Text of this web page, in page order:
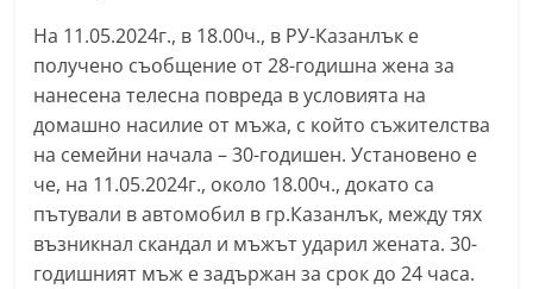
На 11.05.2024г., в 18.00ч., в РУ-Казанлък е
получено съобщение от 28-годишна жена за
нанесена телесна повреда в условията на
домашно насилие от мъжа, с който съжителства
на семейни начала – 30-годишен. Установено е
че, на 11.05.2024г., около 18.00ч., докато са
пътували в автомобил в гр.Казанлък, между тях
възникнал скандал и мъжът ударил жената. 30-
годишният мъж е задържан за срок до 24 часа.